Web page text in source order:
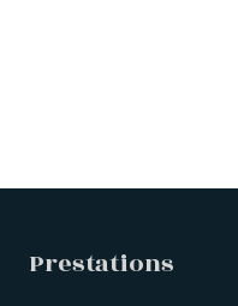
Prestations